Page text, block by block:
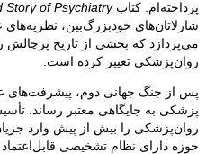
پرداخته‌ام. کتابStory of Psychiatry
شارلاتان‌های خودبزرگ‌بین،
می‌پردازد که بخشی از تاریخ پرچالش
روان‌پزشکی تغییر کرده است.
پس از جنگ جهانی دوم، پیشرفت‌های
پزشکی به جایگاهی معتبر رساند.
روان‌پزشکی را بیش از پیش وارد
حوزه دارای نظام تشخیصی